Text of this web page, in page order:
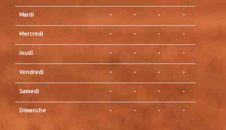
Mardi - - - -
Mercredi - - - -
Jeudi - - - -
Vendredi - - - -
Samedi - - - -
Dimanche - - - -